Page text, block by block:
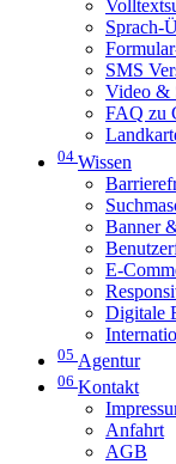
Sprach-
SMS
Video &
FAQ zu
04 Wissen
Banner
E-
Digitale
05 Agentur
06 Kontakt
Anfahrt
AGB